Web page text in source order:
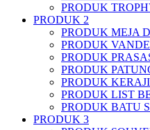
PRODUK
PRODUK 2
PRODUK MEJA
PRODUK
PRODUK
PRODUK
PRODUK
PRODUK LIST
PRODUK BATU
PRODUK 3